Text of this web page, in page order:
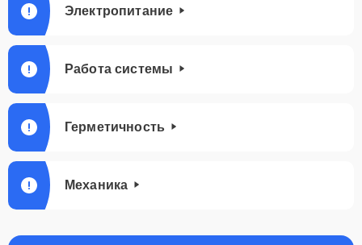
Электропитание
Работа системы
Герметичность
Механика